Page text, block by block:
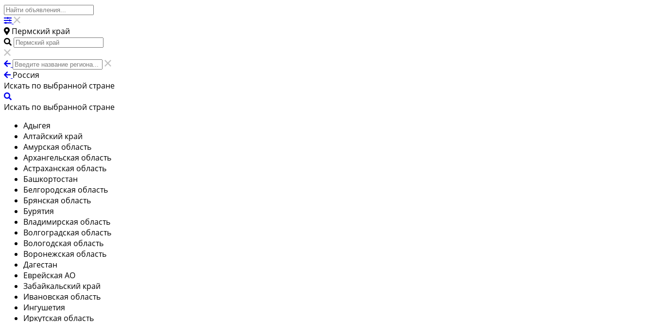
Пермский край
Россия
Искать по выбранной стране
Искать по выбранной стране
Адыгея
Алтайский край
Амурская область
Архангельская область
Астраханская область
Башкортостан
Белгородская область
Брянская область
Бурятия
Владимирская область
Волгоградская область
Вологодская область
Воронежская область
Дагестан
Еврейская АО
Забайкальский край
Ивановская область
Ингушетия
Иркутская область